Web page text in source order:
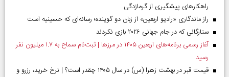
راهکارهای پیشگیری از گرمازدگی
راز ماندگاری «رادیو اربعین» از زبان دو گوینده؛ رسانه‌ای که حسینیه است
ستارگانی که در جام جهانی ۲۰۲۶ بازی نکردند
آغاز رسمی برنامه‌های اربعین ۱۴۰۵ در مرز‌ها | ثبت‌نام سماح به ۱.۷ میلیون نفر
رسید
قیمت قبر در بهشت زهرا (س) در سال ۱۴۰۵ چقدر است؟ | نرخ خرید، رزرو و